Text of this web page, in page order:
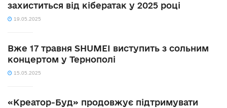
захиститься від кібератак у 2025 році
19.05.2025
Вже 17 травня SHUMEI виступить з сольним
концертом у Тернополі
15.05.2025
«Креатор-Буд» продовжує підтримувати